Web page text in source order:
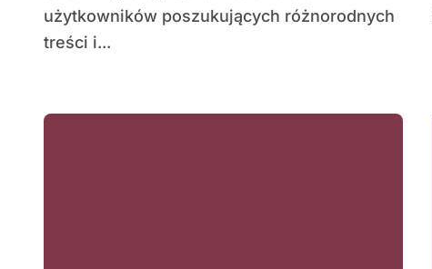
użytkowników poszukujących różnorodnych
treści i...